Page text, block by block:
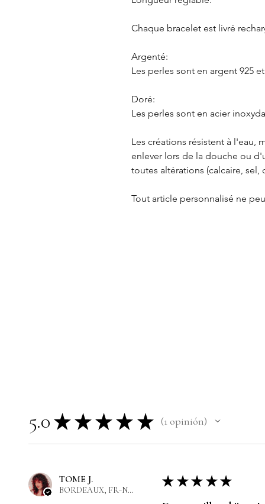
Chaque bracelet est livré
Argenté:
Les perles sont en argent 925
Doré:
Les perles sont en acier
Les créations résistent à l'eau,
enlever lors de la douche ou
toutes altérations (calcaire, sel,
Tout article personnalisé ne
5.0 ★ ★ ★ ★ ★ 1 opinión
TOME J.
BORDEAUX, FR-NAQ
★ ★ ★ ★ ★